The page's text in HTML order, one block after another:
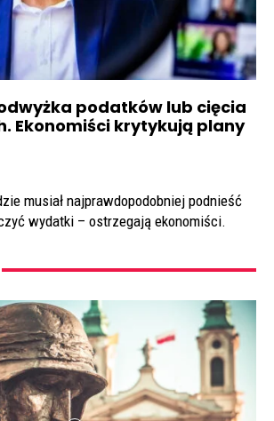
podatków lub cięcia
Ekonomiści krytykują plany
musiał najprawdopodobniej podnieść
wydatki – ostrzegają ekonomiści.